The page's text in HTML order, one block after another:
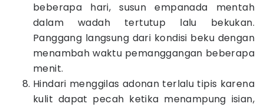
beberapa hari, susun empanada mentah
dalam wadah tertutup lalu bekukan.
Panggang langsung dari kondisi beku dengan
menambah waktu pemanggangan beberapa
menit.
Hindari menggilas adonan terlalu tipis karena
kulit dapat pecah ketika menampung isian,